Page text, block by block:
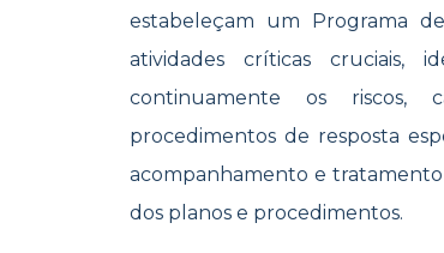
estabeleçam um Programa
atividades críticas cruciais,
continuamente os riscos,
procedimentos de resposta
acompanhamento e tratamento
dos planos e procedimentos.